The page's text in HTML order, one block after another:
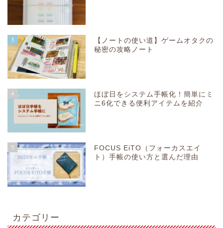
3
【ノートの使い道】ゲームオタクの
秘密の攻略ノート
4
ほぼ日をシステム手帳化！簡単にミ
ニ6化できる便利アイテムを紹介
5
FOCUS EiTO（フォーカスエイ
ト）手帳の使い方と選んだ理由
カテゴリー